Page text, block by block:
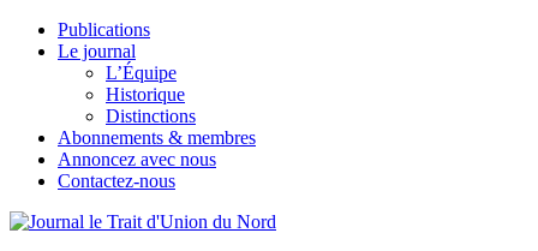
Publications
Le journal
L’Équipe
Historique
Distinctions
Abonnements & membres
Annoncez avec nous
Contactez-nous